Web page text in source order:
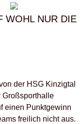
WOHL NUR DIE
der HSG Kinzigtal
Großsporthalle
einen Punktgewinn
freilich nicht aus.